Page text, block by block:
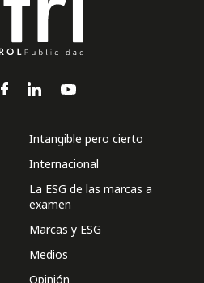
Intangible pero cierto
Internacional
La ESG de las marcas a
examen
Marcas y ESG
Medios
Opinión